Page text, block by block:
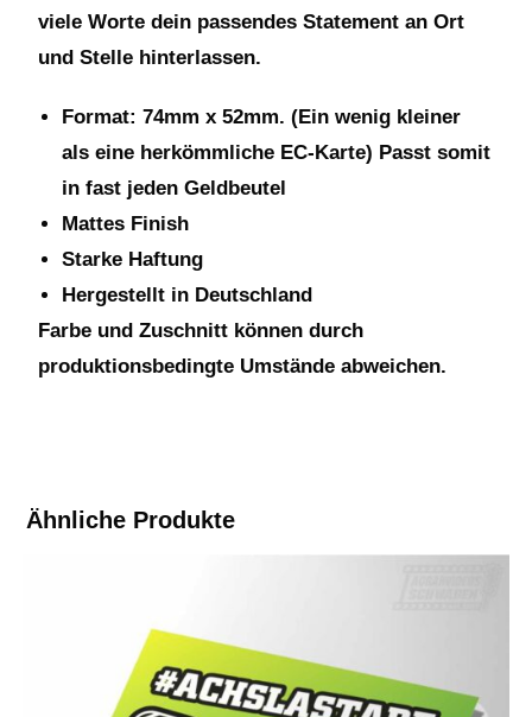
viele Worte dein passendes Statement an Ort
und Stelle hinterlassen.
Format: 74mm x 52mm. (Ein wenig kleiner
als eine herkömmliche EC-Karte) Passt somit
in fast jeden Geldbeutel
Mattes Finish
Starke Haftung
Hergestellt in Deutschland
Farbe und Zuschnitt können durch
produktionsbedingte Umstände abweichen.
Ähnliche Produkte